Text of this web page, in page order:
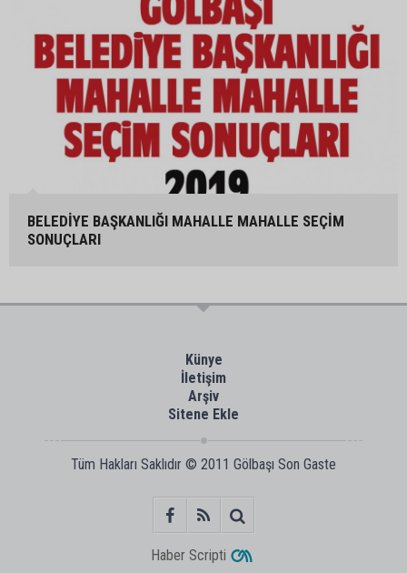
BELEDİYE BAŞKANLIĞI MAHALLE MAHALLE SEÇİM
SONUÇLARI
Künye
İletişim
Arşiv
Sitene Ekle
Tüm Hakları Saklıdır © 2011 Gölbaşı Son Gaste
Haber Scripti